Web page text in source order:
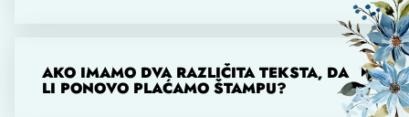
AKO IMAMO DVA RAZLIČITA TEKSTA, DA
LI PONOVO PLAĆAMO ŠTAMPU?